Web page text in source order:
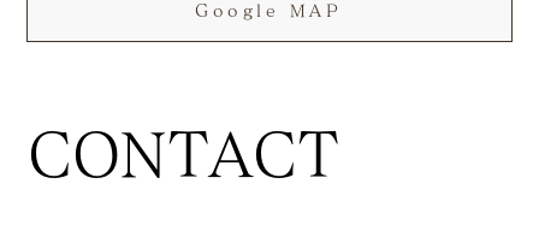
Google MAP
CONTACT